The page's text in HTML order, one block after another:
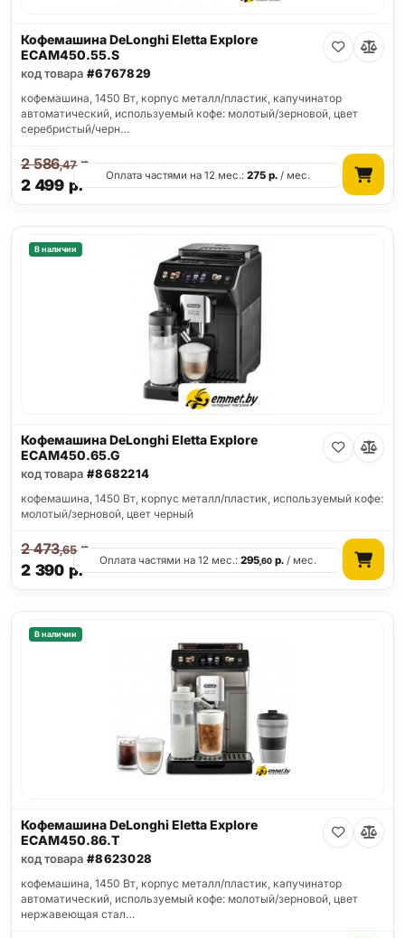
Кофемашина DeLonghi Eletta Explore
ECAM450.55.S
код товара #6767829
кофемашина, 1450 Вт, корпус металл/пластик, капучинатор
автоматический, используемый кофе: молотый/зерновой, цвет
серебристый/черн…
2 499 р.
2 586,47р.
Оплата частями на 12 мес.:275 р. / мес.
В наличии
Кофемашина DeLonghi Eletta Explore
ECAM450.65.G
код товара #8682214
кофемашина, 1450 Вт, корпус металл/пластик, используемый кофе:
молотый/зерновой, цвет черный
2 390 р.
2 473,65р.
Оплата частями на 12 мес.:295,60 р. / мес.
В наличии
Кофемашина DeLonghi Eletta Explore
ECAM450.86.T
код товара #8623028
кофемашина, 1450 Вт, корпус металл/пластик, капучинатор
автоматический, используемый кофе: молотый/зерновой, цвет
нержавеющая стал…